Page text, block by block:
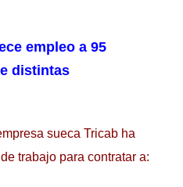
empleo a 95
distintas
sueca Tricab ha
trabajo para contratar a: